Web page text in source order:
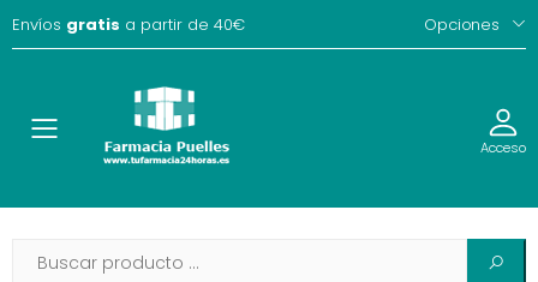
Envíos gratis a partir de 40€ Opciones
Toggle Acceso